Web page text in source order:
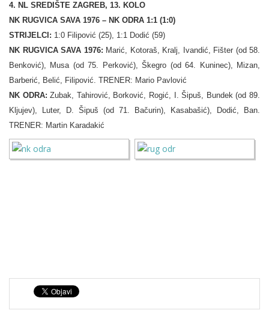
4. NL SREDIŠTE ZAGREB, 13. KOLO
NK RUGVICA SAVA 1976 – NK ODRA 1:1 (1:0)
STRIJELCI: 1:0 Filipović (25), 1:1 Dodić (59)
NK RUGVICA SAVA 1976: Marić, Kotoraš, Kralj, Ivandić, Fišter (od 58.
Benković), Musa (od 75. Perković), Škegro (od 64. Kuninec), Mizan,
Barberić, Belić, Filipović. TRENER: Mario Pavlović
NK ODRA: Zubak, Tahirović, Borković, Rogić, I. Šipuš, Bundek (od 89.
Kljujev), Luter, D. Šipuš (od 71. Bačurin), Kasabašić), Dodić, Ban.
TRENER: Martin Karadakić